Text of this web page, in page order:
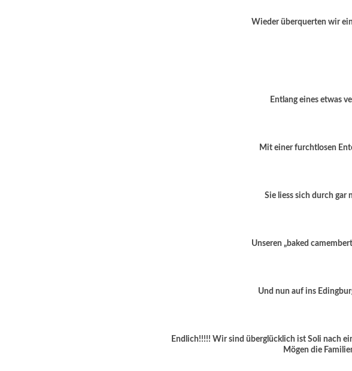
Wieder überquerten wir
Entlang eines etwas
Mit einer furchtlosen
Sie liess sich durch gar
Unseren „baked
Und nun auf ins
Endlich!!!!! Wir sind überglücklich ist Soli nach
Mögen die